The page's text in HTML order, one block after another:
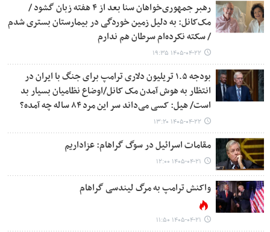
رهبر جمهوری‌خواهان سنا بعد از ۴ هفته زبان گشود /
مک‌کانل: به دلیل زمین خوردگی در بیمارستان بستری شدم
/ سکته نکرده‌ام سرطان هم ندارم
۱۴۰۵-۰۴-۲۲ ۱۹:۳۵
بودجه ۱.۵ تریلیون دلاری ترامپ برای جنگ با ایران در
انتظار به هوش آمدن مک کانل/اوضاع نظامیان بسیار بد
است/ هیل: کسی می‌داند سر این مرد ۸۴ ساله چه آمده؟
۱۴۰۵-۰۴-۲۲ ۱۳:۲۰
مقامات اسرائیل در سوگ گراهام: عزاداریم
۱۴۰۵-۰۴-۲۱ ۱۲:۰۰
واکنش ترامپ به مرگ لیندسی گراهام
۱۴۰۵-۰۴-۲۱ ۱۱:۵۰